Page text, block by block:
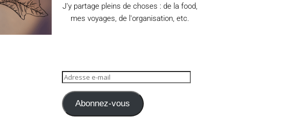
J'y partage pleins de choses : de la food,
mes voyages, de l'organisation, etc.
Abonnez-vous